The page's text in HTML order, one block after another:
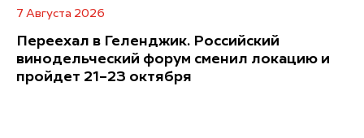
7 Августа 2026
Переехал в Геленджик. Российский
винодельческий форум сменил локацию и
пройдет 21–23 октября